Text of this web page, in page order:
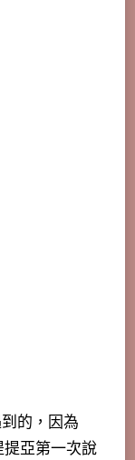
的，因為
亞第一次說